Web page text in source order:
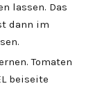
lassen. Das
dann im
Tomaten
beiseite